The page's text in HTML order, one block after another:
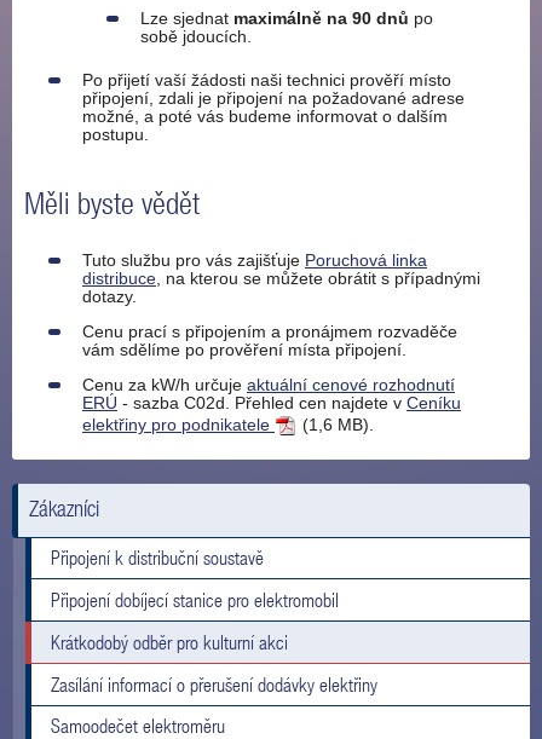
Lze sjednat maximálně na 90 dnů po
sobě jdoucích.
Po přijetí vaší žádosti naši technici prověří místo
připojení, zdali je připojení na požadované adrese
možné, a poté vás budeme informovat o dalším
postupu.
Měli byste vědět
Tuto službu pro vás zajišťuje Poruchová linka
distribuce, na kterou se můžete obrátit s případnými
dotazy.
Cenu prací s připojením a pronájmem rozvaděče
vám sdělíme po prověření místa připojení.
Cenu za kW/h určuje aktuální cenové rozhodnutí
ERÚ - sazba C02d. Přehled cen najdete v Ceníku
elektřiny pro podnikatele
(1,6 MB).
Zákazníci
Připojení k distribuční soustavě
Připojení dobíjecí stanice pro elektromobil
Krátkodobý odběr pro kulturní akci
Zasílání informací o přerušení dodávky elektřiny
Samoodečet elektroměru